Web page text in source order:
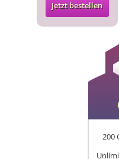
Jetzt bestellen
200